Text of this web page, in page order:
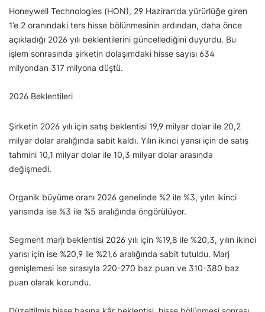
Honeywell Technologies (HON), 29 Haziran’da yürürlüğe giren
1’e 2 oranındaki ters hisse bölünmesinin ardından, daha önce
açıkladığı 2026 yılı beklentilerini güncellediğini duyurdu. Bu
işlem sonrasında şirketin dolaşımdaki hisse sayısı 634
milyondan 317 milyona düştü.
2026 Beklentileri
Şirketin 2026 yılı için satış beklentisi 19,9 milyar dolar ile 20,2
milyar dolar aralığında sabit kaldı. Yılın ikinci yarısı için de satış
tahmini 10,1 milyar dolar ile 10,3 milyar dolar arasında
değişmedi.
Organik büyüme oranı 2026 genelinde %2 ile %3, yılın ikinci
yarısında ise %3 ile %5 aralığında öngörülüyor.
Segment marjı beklentisi 2026 yılı için %19,8 ile %20,3, yılın ikinci
yarısı için ise %20,9 ile %21,6 aralığında sabit tutuldu. Marj
genişlemesi ise sırasıyla 220-270 baz puan ve 310-380 baz
puan olarak korundu.